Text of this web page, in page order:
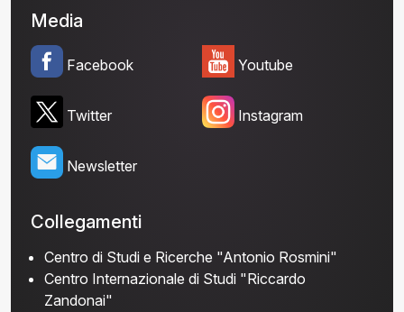
Media
Facebook
Twitter
Newsletter
Youtube
Instagram
Collegamenti
Centro di Studi e Ricerche "Antonio Rosmini"
Centro Internazionale di Studi "Riccardo
Zandonai"